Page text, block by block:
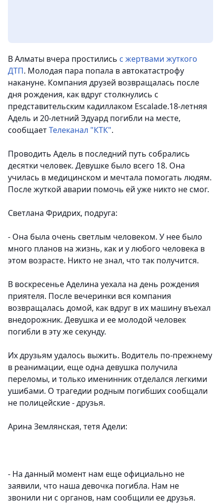
В Алматы вчера простились с жертвами жуткого
ДТП. Молодая пара попала в автокатастрофу
накануне. Компания друзей возвращалась после
дня рождения, как вдруг столкнулись с
представительским кадиллаком Escalade.18-летняя
Адель и 20-летний Эдуард погибли на месте,
сообщаетТелеканал "КТК".
Проводить Адель в последний путь собрались
десятки человек. Девушке было всего 18. Она
училась в медицинском и мечтала помогать людям.
После жуткой аварии помочь ей уже никто не смог.
Светлана Фридрих, подруга:
- Она была очень светлым человеком. У нее было
много планов на жизнь, как и у любого человека в
этом возрасте. Никто не знал, что так получится.
В воскресенье Аделина уехала на день рождения
приятеля. После вечеринки вся компания
возвращалась домой, как вдруг в их машину въехал
внедорожник. Девушка и ее молодой человек
погибли в эту же секунду.
Их друзьям удалось выжить. Водитель по-прежнему
в реанимации, еще одна девушка получила
переломы, и только именинник отделался легкими
ушибами. О трагедии родным погибших сообщали
не полицейские - друзья.
Арина Землянская, тетя Адели:
- На данный момент нам еще официально не
заявили, что наша девочка погибла. Нам не
звонили ни с органов, нам сообщили ее друзья.